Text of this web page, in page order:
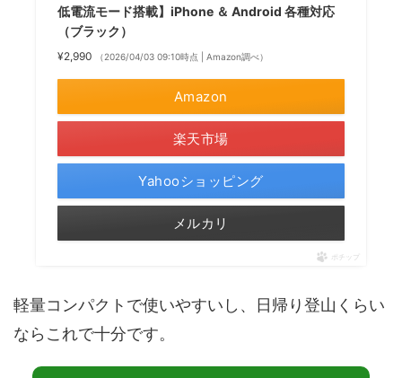
低電流モード搭載】iPhone ＆ Android 各種対応
（ブラック）
¥2,990 （2026/04/03 09:10時点 | Amazon調べ）
Amazon
楽天市場
Yahooショッピング
メルカリ
ポチップ
軽量コンパクトで使いやすいし、日帰り登山くらい
ならこれで十分です。